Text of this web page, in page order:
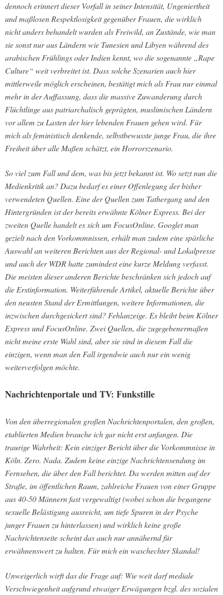
dennoch erinnert dieser Vorfall in seiner Intensität, Ungeniertheit
und maßlosen Respektlosigkeit gegenüber Frauen, die wirklich
nicht anders behandelt wurden als Freiwild, an Zustände, wie man
sie sonst nur aus Ländern wie Tunesien und Libyen während des
arabischen Frühlings oder Indien kennt, wo die sogenannte „Rape
Culture“ weit verbreitet ist. Dass solche Szenarien auch hier
mittlerweile möglich erscheinen, bestätigt mich als Frau nur einmal
mehr in der Auffassung, dass die massive Zuwanderung durch
Flüchtlinge aus patriarchalisch geprägten, muslimischen Ländern
vor allem zu Lasten der hier lebenden Frauen gehen wird. Für
mich als feministisch denkende, selbstbewusste junge Frau, die ihre
Freiheit über alle Maßen schätzt, ein Horrorszenario.
So viel zum Fall und dem, was bis jetzt bekannt ist. Wo setzt nun die
Medienkritik an? Dazu bedarf es einer Offenlegung der bisher
verwendeten Quellen. Eine der Quellen zum Tathergang und den
Hintergründen ist der bereits erwähnte Kölner Express. Bei der
zweiten Quelle handelt es sich um FocusOnline. Googlet man
gezielt nach den Vorkommnissen, erhält man zudem eine spärliche
Auswahl an weiteren Berichten aus der Regional- und Lokalpresse
und auch der WDR hatte zumindest eine kurze Meldung verfasst.
Die meisten dieser anderen Berichte beschränken sich jedoch auf
die Erstinformation. Weiterführende Artikel, aktuelle Berichte über
den neusten Stand der Ermittlungen, weitere Informationen, die
inzwischen durchgesickert sind? Fehlanzeige. Es bleibt beim Kölner
Express und FocusOnline. Zwei Quellen, die zugegebenermaßen
nicht meine erste Wahl sind, aber sie sind in diesem Fall die
einzigen, wenn man den Fall irgendwie auch nur ein wenig
weiterverfolgen möchte.
Nachrichtenportale und TV: Funkstille
Von den überregionalen großen Nachrichtenportalen, den großen,
etablierten Medien brauche ich gar nicht erst anfangen. Die
traurige Wahrheit: Kein einziger Bericht über die Vorkommnisse in
Köln. Zero. Nada. Zudem keine einzige Nachrichtensendung im
Fernsehen, die über den Fall berichtet. Da werden mitten auf der
Straße, im öffentlichen Raum, zahlreiche Frauen von einer Gruppe
aus 40-50 Männern fast vergewaltigt (wobei schon die begangene
sexuelle Belästigung ausreicht, um tiefe Spuren in der Psyche
junger Frauen zu hinterlassen) und wirklich keine große
Nachrichtenseite scheint das auch nur annähernd für
erwähnenswert zu halten. Für mich ein waschechter Skandal!
Unweigerlich wirft das die Frage auf: Wie weit darf mediale
Verschwiegenheit aufgrund etwaiger Erwägungen bzgl. des sozialen